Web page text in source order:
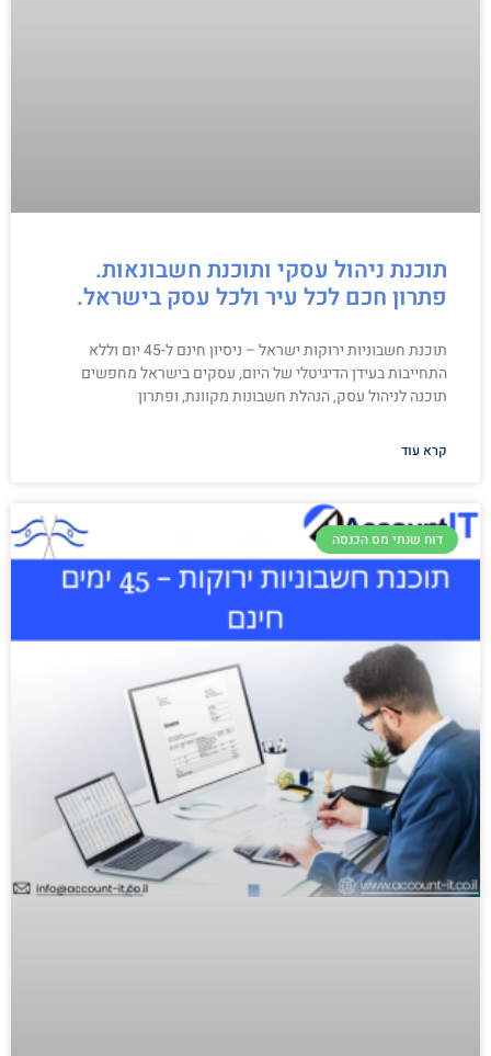
תוכנת ניהול עסקי ותוכנת חשבונאות.
פתרון חכם לכל עיר ולכל עסק בישראל.
תוכנת חשבוניות ירוקות ישראל – ניסיון חינם ל-45 יום וללא
התחייבות בעידן הדיגיטלי של היום, עסקים בישראל מחפשים
תוכנה לניהול עסק, הנהלת חשבונות מקוונת, ופתרון
קרא עוד
דוח שנתי מס הכנסה